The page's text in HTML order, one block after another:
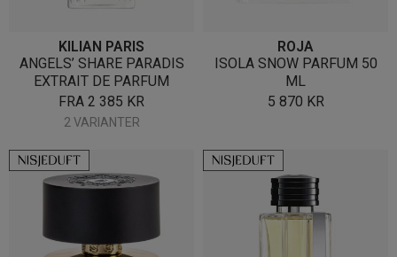
KILIAN PARIS
ANGELS’ SHARE PARADIS
EXTRAIT DE PARFUM
FRA 2 385 KR
2 VARIANTER
ROJA
ISOLA SNOW PARFUM 50
ML
5 870 KR